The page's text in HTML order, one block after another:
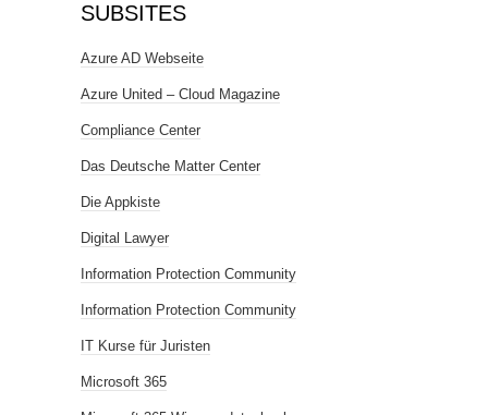
SUBSITES
Azure AD Webseite
Azure United – Cloud Magazine
Compliance Center
Das Deutsche Matter Center
Die Appkiste
Digital Lawyer
Information Protection Community
Information Protection Community
IT Kurse für Juristen
Microsoft 365